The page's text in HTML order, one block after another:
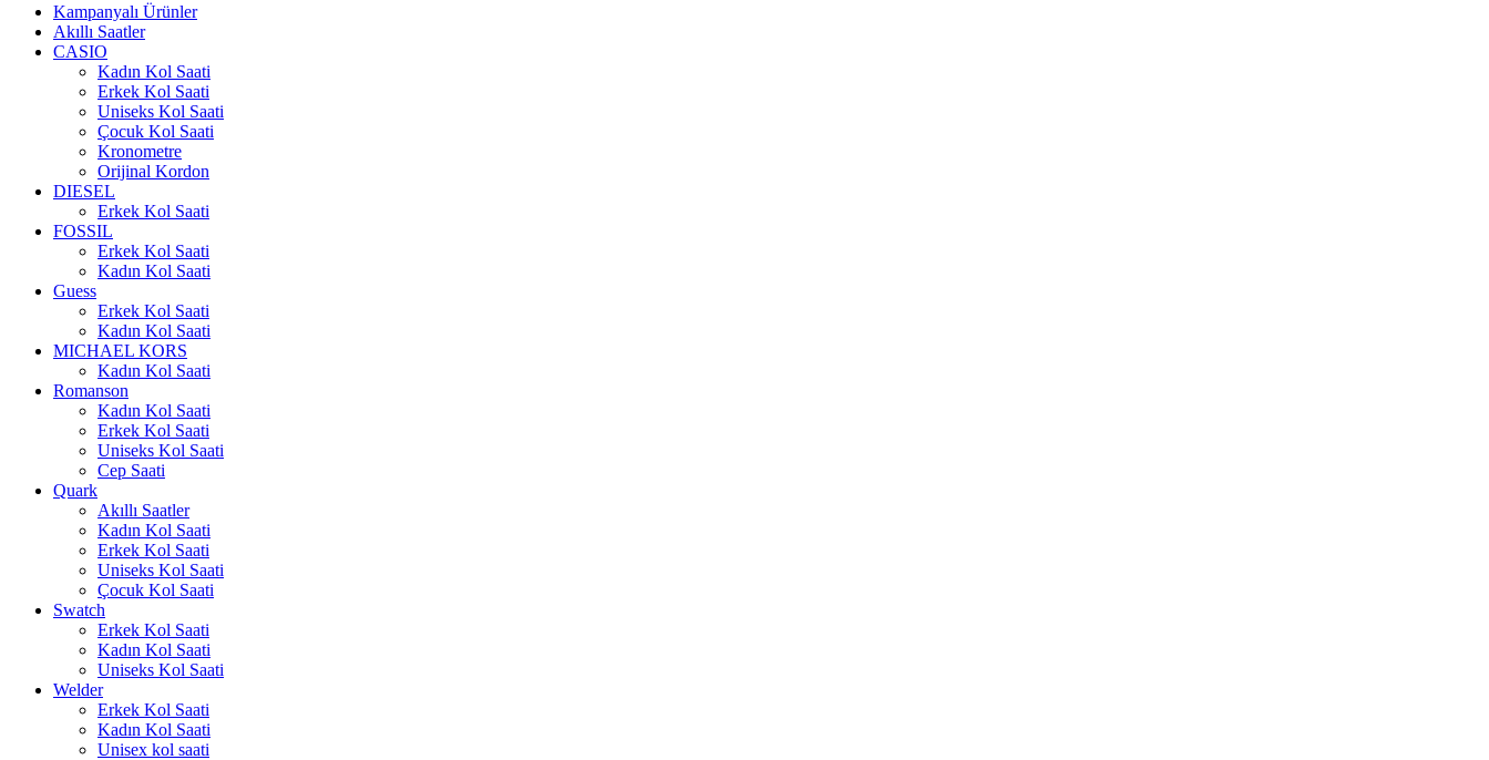
Kampanyalı Ürünler
Akıllı Saatler
CASIO
Kadın Kol Saati
Erkek Kol Saati
Uniseks Kol Saati
Çocuk Kol Saati
Kronometre
Orijinal Kordon
DIESEL
Erkek Kol Saati
FOSSIL
Erkek Kol Saati
Kadın Kol Saati
Guess
Erkek Kol Saati
Kadın Kol Saati
MICHAEL KORS
Kadın Kol Saati
Romanson
Kadın Kol Saati
Erkek Kol Saati
Uniseks Kol Saati
Cep Saati
Quark
Akıllı Saatler
Kadın Kol Saati
Erkek Kol Saati
Uniseks Kol Saati
Çocuk Kol Saati
Swatch
Erkek Kol Saati
Kadın Kol Saati
Uniseks Kol Saati
Welder
Erkek Kol Saati
Kadın Kol Saati
Unisex kol saati